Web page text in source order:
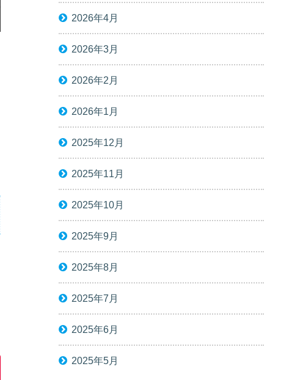
2026年4月
2026年3月
2026年2月
2026年1月
2025年12月
2025年11月
2025年10月
2025年9月
2025年8月
2025年7月
2025年6月
2025年5月